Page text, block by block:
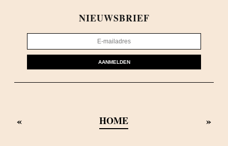
NIEUWSBRIEF
AANMELDEN
« HOME »